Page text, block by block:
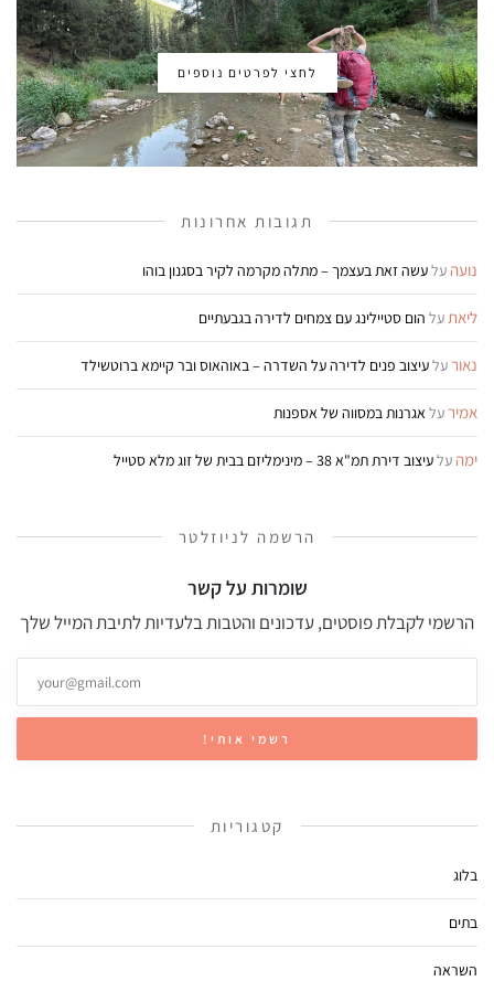
לחצי לפרטים נוספים
תגובות אחרונות
נועה עלעשה זאת בעצמך – מתלה מקרמה לקיר בסגנון בוהו
ליאתעל הום סטיילינג עם צמחים לדירה בגבעתיים
נאורעלעיצוב פנים לדירה על השדרה – באוהאוס ובר קיימא ברוטשילד
אמירעל אגרנות במסווה של אספנות
ימה עלעיצוב דירת תמ"א 38 – מינימליזם בבית של זוג מלא סטייל
הרשמה לניוזלטר
שומרות על קשר
הרשמי לקבלת פוסטים, עדכונים והטבות בלעדיות לתיבת המייל שלך
קטגוריות
בלוג
בתים
השראה